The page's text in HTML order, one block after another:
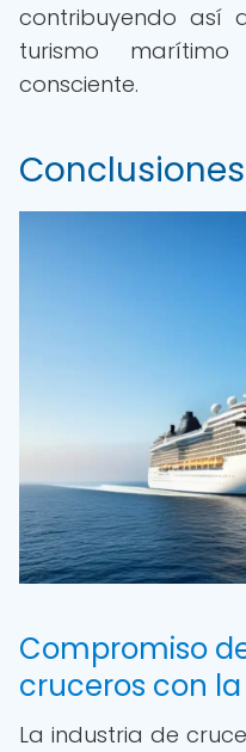
contribuyendo así
turismo
consciente.
Conclusiones
Compromiso
cruceros con
La industria de